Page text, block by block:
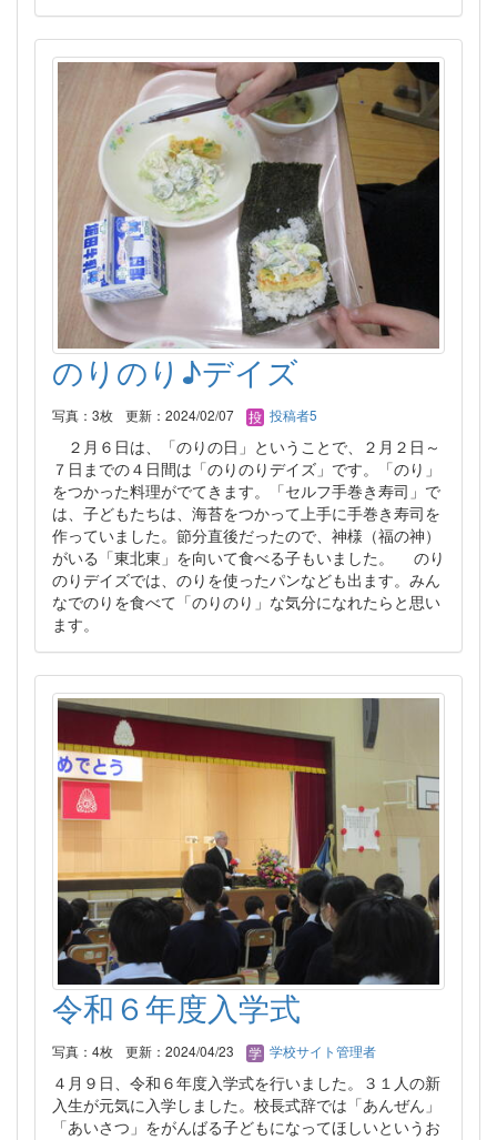
のりのり♪デイズ
写真：3枚 更新：2024/02/07 投稿者5
２月６日は、「のりの日」ということで、２月２日～
７日までの４日間は「のりのりデイズ」です。「のり」
をつかった料理がでてきます。「セルフ手巻き寿司」で
は、子どもたちは、海苔をつかって上手に手巻き寿司を
作っていました。節分直後だったので、神様（福の神）
がいる「東北東」を向いて食べる子もいました。 のり
のりデイズでは、のりを使ったパンなども出ます。みん
なでのりを食べて「のりのり」な気分になれたらと思い
ます。
令和６年度入学式
写真：4枚 更新：2024/04/23 学校サイト管理者
４月９日、令和６年度入学式を行いました。３１人の新
入生が元気に入学しました。校長式辞では「あんぜん」
「あいさつ」をがんばる子どもになってほしいというお